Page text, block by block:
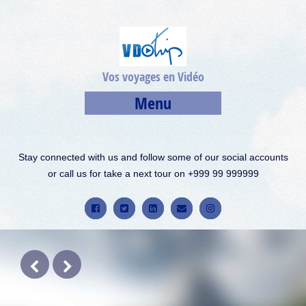
Vos voyages en Vidéo
Menu
Stay connected with us and follow some of our social accounts
or call us for take a next tour on +999 99 999999